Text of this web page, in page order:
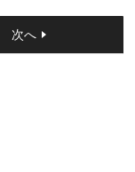
次へ